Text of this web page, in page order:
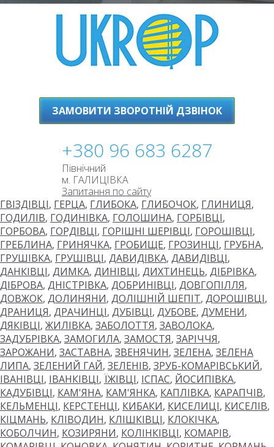
ЗАМОВИТИ ЗВОРОТНІЙ ДЗВІНОК
+380 96 683 6287
Північний
м. ГАЛИЦІВКА
Запитання по сайту
ГВІЗДІВЦІ, ГЕРЦА, ГЛИБОКА, ГЛИБОЧОК, ГЛИНИЦЯ,
ГОДИЛІВ, ГОДИНІВКА, ГОЛОШИНА, ГОРБІВЦІ,
ГОРБОВА, ГОРДІВЦІ, ГОРІШНІ ШЕРІВЦІ, ГОРОШІВЦІ,
ГРЕБЛИНА, ГРИНЯЧКА, ГРОБИЩЕ, ГРОЗИНЦІ, ГРУБНА,
ГРУШІВКА, ГРУШІВЦІ, ДАВИДІВКА, ДАВИДІВЦІ,
ДАНКІВЦІ, ДИМКА, ДИНІВЦІ, ДИХТИНЕЦЬ, ДІБРІВКА,
ДІБРОВА, ДНІСТРІВКА, ДОБРИНІВЦІ, ДОВГОПІЛЛЯ,
ДОВЖОК, ДОЛИНЯНИ, ДОЛІШНІЙ ШЕПІТ, ДОРОШІВЦІ,
ДРАНИЦЯ, ДРАЧИНЦІ, ДУБІВЦІ, ДУБОВЕ, ДУМЕНИ,
ДЯКІВЦІ, ЖИЛІВКА, ЗАБОЛОТТЯ, ЗАВОЛОКА,
ЗАДУБРІВКА, ЗАМОГИЛА, ЗАМОСТЯ, ЗАРІЧЧЯ,
ЗАРОЖАНИ, ЗАСТАВНА, ЗВЕНЯЧИН, ЗЕЛЕНА, ЗЕЛЕНА
ЛИПА, ЗЕЛЕНИЙ ГАЙ, ЗЕЛЕНІВ, ЗРУБ-КОМАРІВСЬКИЙ,
ІВАНІВЦІ, ІВАНКІВЦІ, ЇЖІВЦІ, ІСПАС, ЙОСИПІВКА,
КАДУБІВЦІ, КАМ'ЯНА, КАМ'ЯНКА, КАПЛІВКА, КАРАПЧІВ,
КЕЛЬМЕНЦІ, КЕРСТЕНЦІ, КИБАКИ, КИСЕЛИЦІ, КИСЕЛІВ,
КІЦМАНЬ, КЛІВОДИН, КЛІШКІВЦІ, КЛОКІЧКА,
КОБОЛЧИН, КОЗИРЯНИ, КОЛІНКІВЦІ, КОМАРІВ,